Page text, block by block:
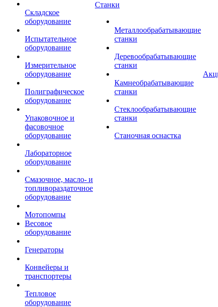
Складское
оборудование
Испытательное
оборудование
Измерительное
оборудование
Полиграфическое
оборудование
Упаковочное и
фасовочное
оборудование
Лабораторное
оборудование
Смазочное, масло- и
топливораздаточное
оборудование
Мотопомпы
Весовое
оборудование
Генераторы
Конвейеры и
транспортеры
Тепловое
оборудование
Станки
Металлообрабатывающие
станки
Деревообрабатывающие
станки
Камнеобрабатывающие
станки
Стеклообрабатывающие
станки
Станочная оснастка